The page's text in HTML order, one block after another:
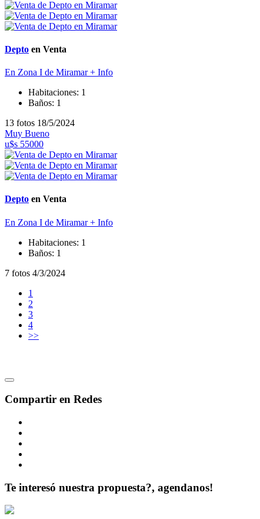
Depto en Venta
En Zona I de Miramar+ Info
Habitaciones: 1
Baños: 1
13 fotos 18/5/2024
Muy Bueno
u$s 55000
Depto en Venta
En Zona I de Miramar+ Info
Habitaciones: 1
Baños: 1
7 fotos 4/3/2024
1
2
3
4
>>
Compartir en Redes
Te interesó nuestra propuesta?, agendanos!